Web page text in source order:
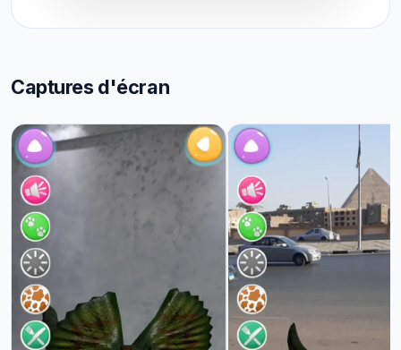
Captures d'écran